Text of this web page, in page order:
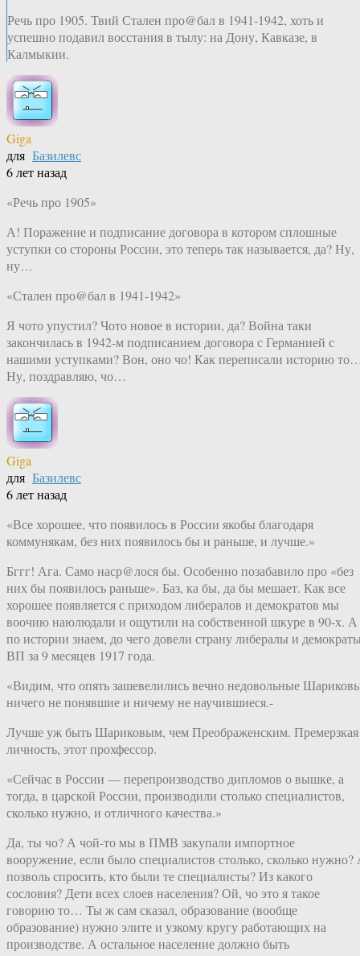
Речь про 1905. Твий Стален про@бал в 1941-1942, хоть и
успешно подавил восстания в тылу: на Дону, Кавказе, в
Калмыкии.
Giga
для Базилевс
6 лет назад
«Речь про 1905»
А! Поражение и подписание договора в котором сплошные
уступки со стороны России, это теперь так называется, да? Ну,
ну…
«Стален про@бал в 1941-1942»
Я чото упустил? Чото новое в истории, да? Война таки
закончилась в 1942-м подписанием договора с Германией с
нашими уступками? Вон, оно чо! Как переписали историю
Ну, поздравляю, чо…
Giga
для Базилевс
6 лет назад
«Все хорошее, что появилось в России якобы благодаря
коммунякам, без них появилось бы и раньше, и лучше.»
Бггг! Ага. Само наср@лося бы. Особенно позабавило про «без
них бы появилось раньше». Баз, ка бы, да бы мешает. Как все
хорошее появляется с приходом либералов и демократов мы
воочию наюлюдали и ощутили на собственной шкуре в 90-х. А
по истории знаем, до чего довели страну либералы и
ВП за 9 месяцев 1917 года.
«Видим, что опять зашевелились вечно недовольные
ничего не понявшие и ничему не научившиеся.-
Лучше уж быть Шариковым, чем Преображенским. Премерзкая
личность, этот прохфессор.
«Сейчас в России — перепроизводство дипломов о вышке, а
тогда, в царской России, производили столько специалистов,
сколько нужно, и отличного качества.»
Да, ты чо? А чой-то мы в ПМВ закупали импортное
вооружение, если было специалистов столько, сколько нужно?
позволь спросить, кто были те специалисты? Из какого
сословия? Дети всех слоев населения? Ой, чо это я такое
говорию то… Ты ж сам сказал, образование (вообще
образование) нужно элите и узкому кругу работающих на
производстве. А остальное население должно быть